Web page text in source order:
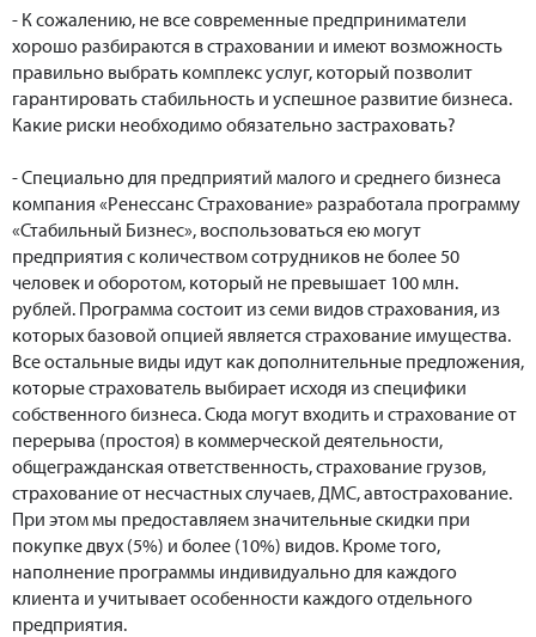
- К сожалению, не все современные предприниматели
хорошо разбираются в страховании и имеют возможность
правильно выбрать комплекс услуг, который позволит
гарантировать стабильность и успешное развитие бизнеса.
Какие риски необходимо обязательно застраховать?
- Специально для предприятий малого и среднего бизнеса
компания «Ренессанс Страхование» разработала программу
«Стабильный Бизнес», воспользоваться ею могут
предприятия с количеством сотрудников не более 50
человек и оборотом, который не превышает 100 млн.
рублей. Программа состоит из семи видов страхования, из
которых базовой опцией является страхование имущества.
Все остальные виды идут как дополнительные предложения,
которые страхователь выбирает исходя из специфики
собственного бизнеса. Сюда могут входить и страхование от
перерыва (простоя) в коммерческой деятельности,
общегражданская ответственность, страхование грузов,
страхование от несчастных случаев, ДМС, автострахование.
При этом мы предоставляем значительные скидки при
покупке двух (5%) и более (10%) видов. Кроме того,
наполнение программы индивидуально для каждого
клиента и учитывает особенности каждого отдельного
предприятия.